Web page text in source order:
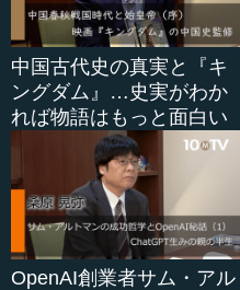
中国古代史の真実と『キ
ングダム』…史実がわか
れば物語はもっと面白い
OpenAI創業者サム・アル